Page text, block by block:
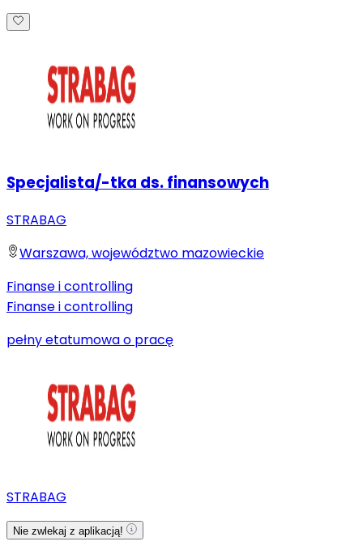
Specjalista/-tka ds. finansowych
STRABAG
Warszawa, województwo mazowieckie
Finanse i controlling
Finanse i controlling
pełny etatumowa o pracę
STRABAG
Nie zwlekaj z aplikacją!